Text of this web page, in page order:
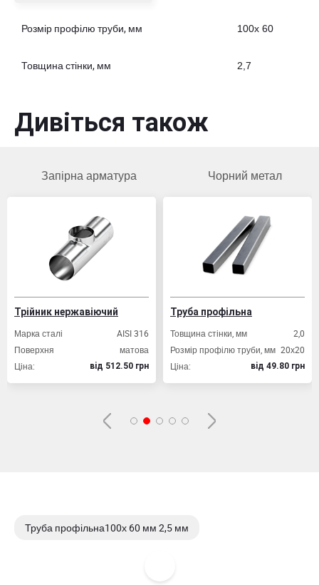
Розмір профілю труби, мм 100х 60
Товщина стінки, мм 2,7
Дивіться також
Запірна арматура
Трійник нержавіючий
Марка сталі
AISI 316
Поверхня
матова
Ціна:
вiд 512.50 грн
Чорний метал
Труба профільна
Товщина стінки, мм
2,0
Розмір профілю труби, мм 20х20
Ціна:
вiд 49.80 грн
Труба профільна100х 60 мм 2,5 мм